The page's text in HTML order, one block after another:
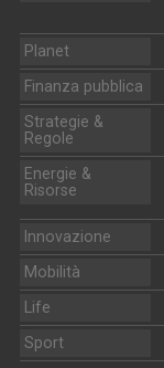
Planet
Finanza pubblica
Strategie &
Regole
Energie &
Risorse
Innovazione
Mobilità
Life
Sport